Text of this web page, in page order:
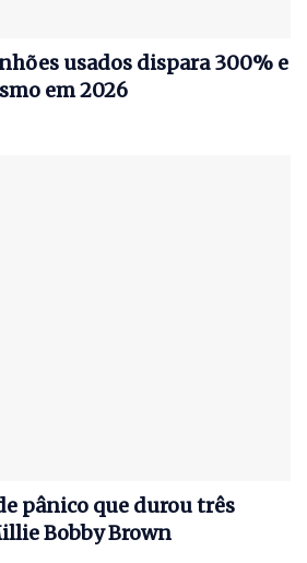
usados dispara 300% e
em 2026
pânico que durou três
Bobby Brown